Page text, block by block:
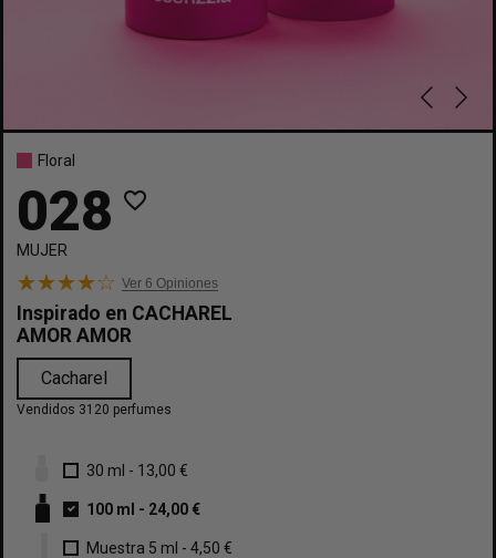
Floral
028 favorite_border
MUJER
Ver 6 Opiniones
Inspirado en CACHAREL
AMOR AMOR
Cacharel
Vendidos 3120 perfumes
30 ml - 13,00 €
100 ml - 24,00 €
Muestra 5 ml - 4,50 €